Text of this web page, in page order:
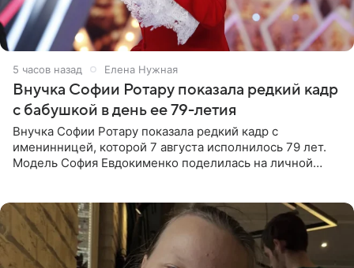
5 часов назад Елена Нужная
Внучка Софии Ротару показала редкий кадр
с бабушкой в день ее 79-летия
Внучка Софии Ротару показала редкий кадр с
именинницей, которой 7 августа исполнилось 79 лет.
Модель София Евдокименко поделилась на личной